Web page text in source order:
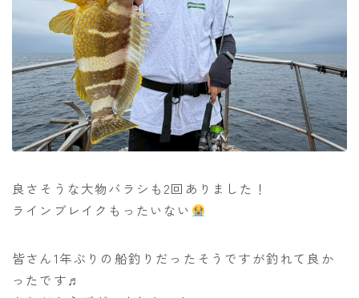
良さそうな大物バラシも2回ありました！
ラインブレイクもったいない
皆さん1年ぶりの船釣りだったそうですが釣れて良か
ったです♬